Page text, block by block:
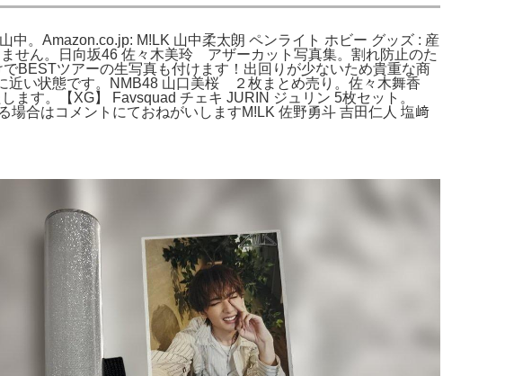
。Amazon.co.jp: M!LK 山中柔太朗 ペンライト ホビー グッズ : 産
せん。日向坂46 佐々木美玲 アザーカット写真集。割れ防止のた
BESTツアーの生写真も付けます！出回りが少ないため貴重な商
近い状態です。NMB48 山口美桜 ２枚まとめ売り。佐々木舞香
。【XG】 Favsquad チェキ JURIN ジュリン 5枚セット。
合はコメントにておねがいしますM!LK 佐野勇斗 吉田仁人 塩﨑